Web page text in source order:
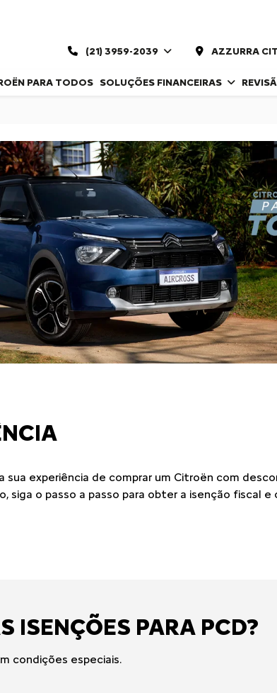
(21) 3959-2039 AZZURRA
PARA TODOS SOLUÇÕES FINANCEIRAS
sua experiência de comprar um Citroën com
siga o passo a passo para obter a isenção fiscal
ISENÇÕES PARA PCD?
condições especiais.